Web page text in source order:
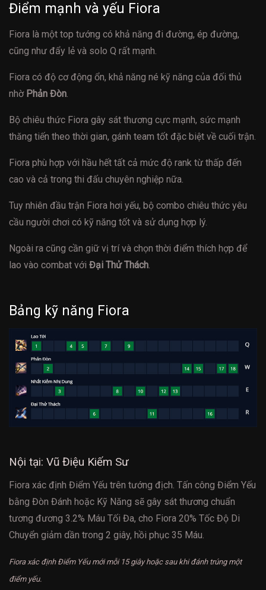
Điểm mạnh và yếu Fiora
Fiora là một top tướng có khả năng đi đường, ép đường,
cũng như đẩy lẻ và solo Q rất mạnh.
Fiora có độ cơ động ổn, khả năng né kỹ năng của đối thủ
nhờ Phản Đòn.
Bộ chiêu thức Fiora gây sát thương cực mạnh, sức mạnh
thăng tiến theo thời gian, gánh team tốt đặc biệt về cuối trận.
Fiora phù hợp với hầu hết tất cả mức độ rank từ thấp đến
cao và cả trong thi đấu chuyên nghiệp nữa.
Tuy nhiên đầu trận Fiora hơi yếu, bộ combo chiêu thức yêu
cầu người chơi có kỹ năng tốt và sử dụng hợp lý.
Ngoài ra cũng cần giữ vị trí và chọn thời điểm thích hợp để
lao vào combat với Đại Thử Thách.
Bảng kỹ năng Fiora
Nội tại: Vũ Điệu Kiếm Sư
Fiora xác định Điểm Yếu trên tướng địch. Tấn công Điểm Yếu
bằng Đòn Đánh hoặc Kỹ Năng sẽ gây sát thương chuẩn
tương đương 3.2% Máu Tối Đa, cho Fiora 20% Tốc Độ Di
Chuyển giảm dần trong 2 giây, hồi phục 35 Máu.
Fiora xác định Điểm Yếu mới mỗi 15 giây hoặc sau khi đánh trúng một
điểm yếu.